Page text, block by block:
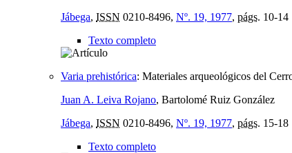
Jábega, ISSN 0210-8496, Nº. 19, 1977, págs. 10-14
Texto completo
Varia prehistórica: Materiales arqueológicos del
Juan A. Leiva Rojano, Bartolomé Ruiz González
Jábega, ISSN 0210-8496, Nº. 19, 1977, págs. 15-18
Texto completo